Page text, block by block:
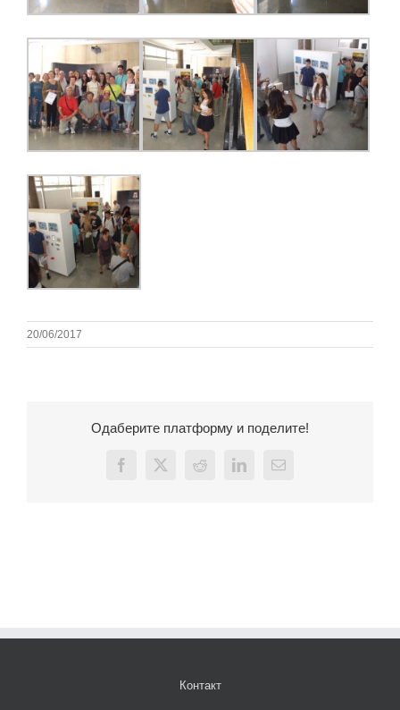
20/06/2017
Одаберите платформу и поделите!
Facebook
X Reddit LinkedInEmail
Контакт